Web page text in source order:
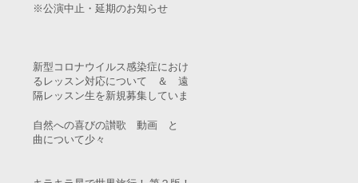
※公演中止・延期のお知らせ
新型コロナウイルス感染症におけ
るレッスン対応について ＆ 遠
隔レッスン生を新規募集していま
自然への喜びの讃歌 動画 と
曲について少々